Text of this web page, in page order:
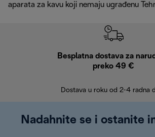
aparata za kavu koji nemaju ugrađenu
Besplatna dostava za
preko 49 €
Dostava u roku od 2-4 radna
Nadahnite se i ostanite